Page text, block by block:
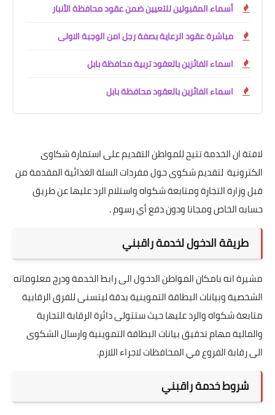
أسماء المقبولين للتعيين ضمن عقود محافظة الأنبار
مباشرة عقود الرعاية بصفة رجل امن الوجبة الاولى
اسماء الفائزين بالعقود تربية محافظة بابل
اسماء الفائزين بالعقود محافظة بابل
لافتة ان الخدمة تتيح للمواطن التقديم على استمارة شكاوى
الكترونية لتقديم شكوى حول مفردات السلة الغذائية المقدمة من
قبل وزارة التجارة ومتابعة شكواه واستلام الرد عليها عن طريق
حسابه الخاص ومجانا ودون دفع أي رسوم .
طريقة الدخول لخدمة راقبني
مشيرة انه بامكان المواطن الدخول الى رابط الخدمة ودرج معلوماته
الشخصية وبيانات البطاقة التموينية بدقة ليتسنى للفرق الرقابية
متابعة شكواه والرد عليها حيث ستتولى دائرة الرقابة التجارية
والمالية مهام تدقيق بيانات البطاقة التموينية وارسال الشكوى
الى رقابة الفروع في المحافظات لاجراء اللازم.
شروط خدمة راقبني